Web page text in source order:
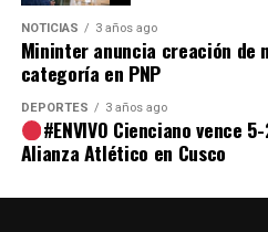
NOTICIAS 3 años ago
Mininter anuncia creación de
categoría en PNP
DEPORTES 3 años ago
#ENVIVO Cienciano vence
Alianza Atlético en Cusco